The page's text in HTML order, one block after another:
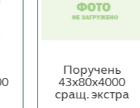
Поручень
43х80х4000
сращ. экстра